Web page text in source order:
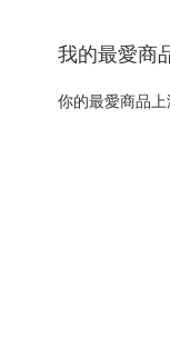
我的最愛商
你的最愛商品上